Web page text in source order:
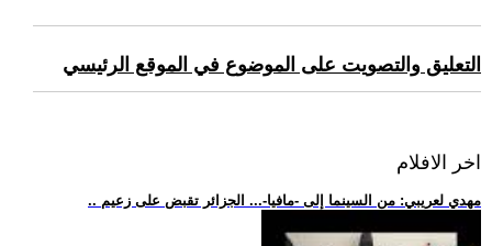
التعليق والتصويت على الموضوع في الموقع الرئيسي
اخر الافلام
.. مهدي لعريبي: من السينما إلى -مافيا-... الجزائر تقبض على زعيم